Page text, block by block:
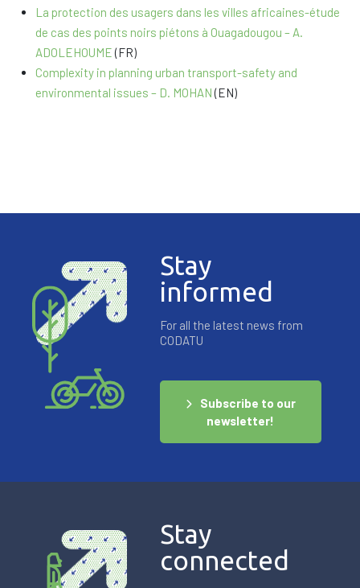
La protection des usagers dans les villes africaines-étude
de cas des points noirs piétons à Ouagadougou – A.
ADOLEHOUME(FR)
Complexity in planning urban transport-safety and
environmental issues – D. MOHAN(EN)
Stay
informed
For all the latest news from
CODATU
Subscribe to our
newsletter!
Stay
connected